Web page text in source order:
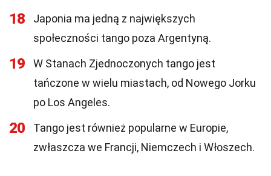
18
Japonia ma jedną z największych
społeczności tango poza Argentyną.
19
W Stanach Zjednoczonych tango jest
tańczone w wielu miastach, od Nowego Jorku
po Los Angeles.
20
Tango jest również popularne w Europie,
zwłaszcza we Francji, Niemczech i Włoszech.